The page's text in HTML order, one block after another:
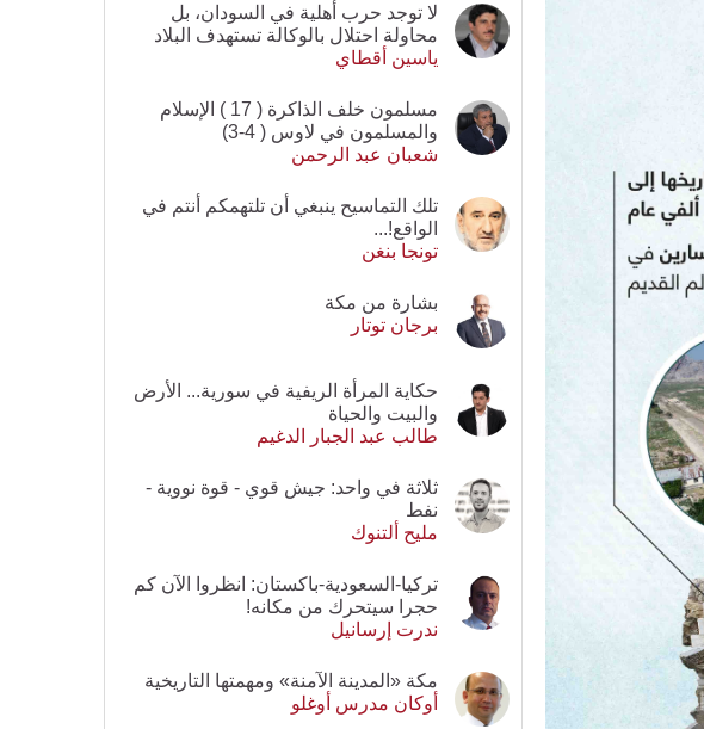
لا توجد حرب أهلية في السودان، بل
محاولة احتلال بالوكالة تستهدف البلاد
ياسين أقطاي
مسلمون خلف الذاكرة ( 17 ) الإسلام
والمسلمون في لاوس ( 4-3)
شعبان عبد الرحمن
تلك التماسيح ينبغي أن تلتهمكم أنتم في
الواقع!...
تونجا بنغن
بشارة من مكة
برجان توتار
حكاية المرأة الريفية في سورية... الأرض
والبيت والحياة
طالب عبد الجبار الدغيم
ثلاثة في واحد: جيش قوي - قوة نووية -
نفط
مليح ألتنوك
تركيا-السعودية-باكستان: انظروا الآن كم
حجرا سيتحرك من مكانه!
ندرت إرسانيل
مكة «المدينة الآمنة» ومهمتها التاريخية
أوكان مدرس أوغلو